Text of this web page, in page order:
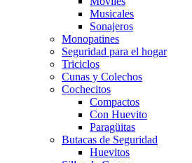
Musicales
Sonajeros
Monopatines
Seguridad para el hogar
Triciclos
Cunas y Colechos
Cochecitos
Compactos
Con Huevito
Paragüitas
Butacas de Seguridad
Huevitos